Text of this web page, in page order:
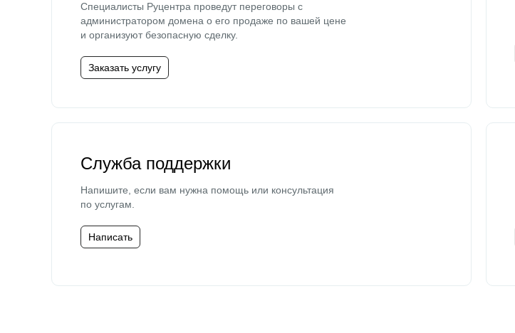
Специалисты Руцентра проведут переговоры с
администратором домена о его продаже по вашей цене
и организуют безопасную сделку.
Заказать услугу
Служба поддержки
Напишите, если вам нужна помощь или консультация
по услугам.
Написать